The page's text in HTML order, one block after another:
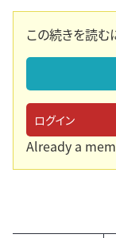
この続きを読む
ログイン
Already a